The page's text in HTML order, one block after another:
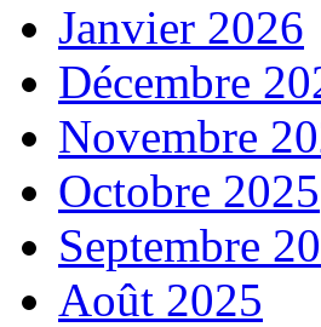
Janvier 2026
Décembre
Novembre
Octobre 2025
Septembre
Août 2025